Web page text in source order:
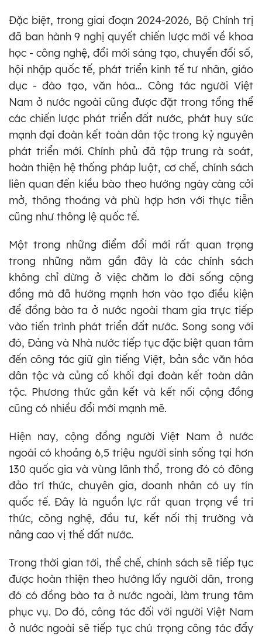
Đặc biệt, trong giai đoạn 2024-2026, Bộ Chính trị
đã ban hành 9 nghị quyết chiến lược mới về khoa
học - công nghệ, đổi mới sáng tạo, chuyển đổi số,
hội nhập quốc tế, phát triển kinh tế tư nhân, giáo
dục - đào tạo, văn hóa… Công tác người Việt
Nam ở nước ngoài cũng được đặt trong tổng thể
các chiến lược phát triển đất nước, phát huy sức
mạnh đại đoàn kết toàn dân tộc trong kỷ nguyên
phát triển mới. Chính phủ đã tập trung rà soát,
hoàn thiện hệ thống pháp luật, cơ chế, chính sách
liên quan đến kiều bào theo hướng ngày càng cởi
mở, thông thoáng và phù hợp hơn với thực tiễn
cũng như thông lệ quốc tế.
Một trong những điểm đổi mới rất quan trọng
trong những năm gần đây là các chính sách
không chỉ dừng ở việc chăm lo đời sống cộng
đồng mà đã hướng mạnh hơn vào tạo điều kiện
để đồng bào ta ở nước ngoài tham gia trực tiếp
vào tiến trình phát triển đất nước. Song song với
đó, Đảng và Nhà nước tiếp tục đặc biệt quan tâm
đến công tác giữ gìn tiếng Việt, bản sắc văn hóa
dân tộc và củng cố khối đại đoàn kết toàn dân
tộc. Phương thức gắn kết và kết nối cộng đồng
cũng có nhiều đổi mới mạnh mẽ.
Hiện nay, cộng đồng người Việt Nam ở nước
ngoài có khoảng 6,5 triệu người sinh sống tại hơn
130 quốc gia và vùng lãnh thổ, trong đó có đông
đảo trí thức, chuyên gia, doanh nhân có uy tín
quốc tế. Đây là nguồn lực rất quan trọng về tri
thức, công nghệ, đầu tư, kết nối thị trường và
nâng cao vị thế đất nước.
Trong thời gian tới, thể chế, chính sách sẽ tiếp tục
được hoàn thiện theo hướng lấy người dân, trong
đó có đồng bào ta ở nước ngoài, làm trung tâm
phục vụ. Do đó, công tác đối với người Việt Nam
ở nước ngoài sẽ tiếp tục chú trọng công tác đẩy